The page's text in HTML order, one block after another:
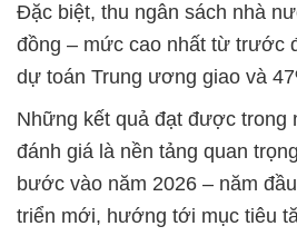
Đặc biệt, thu ngân sách nhà
đồng – mức cao nhất từ trước
dự toán Trung ương giao và
Những kết quả đạt được trong
đánh giá là nền tảng quan
bước vào năm 2026 – năm
triển mới, hướng tới mục tiêu